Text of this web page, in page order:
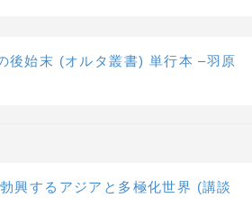
後始末 (オルタ叢書) 単行本 –羽原
興するアジアと多極化世界 (講談